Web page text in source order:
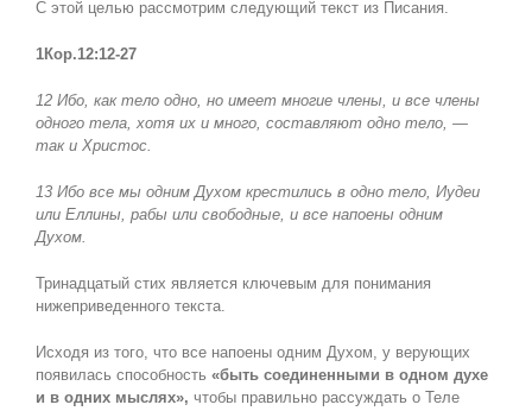
С этой целью рассмотрим следующий текст из Писания.
1Кор.12:12-27
12 Ибо, как тело одно, но имеет многие члены, и все члены
одного тела, хотя их и много, составляют одно тело, —
так и Христос.
13 Ибо все мы одним Духом крестились в одно тело, Иудеи
или Еллины, рабы или свободные, и все напоены одним
Духом.
Тринадцатый стих является ключевым для понимания
нижеприведенного текста.
Исходя из того, что все напоены одним Духом, у верующих
появилась способность «быть соединенными в одном духе
и в одних мыслях», чтобы правильно рассуждать о Теле